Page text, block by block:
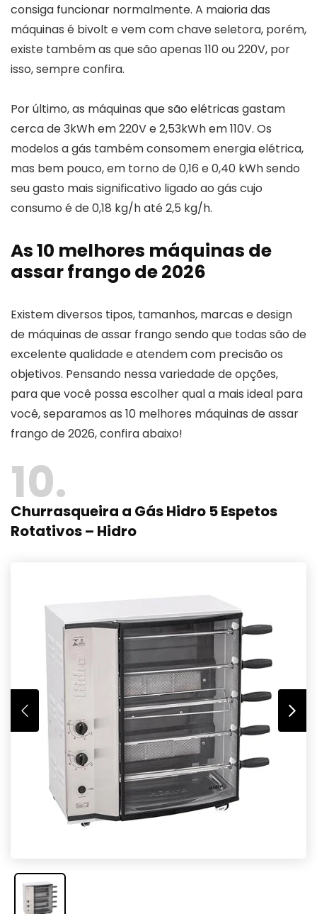
consiga funcionar normalmente. A maioria das
máquinas é bivolt e vem com chave seletora, porém,
existe também as que são apenas 110 ou 220V, por
isso, sempre confira.
Por último, as máquinas que são elétricas gastam
cerca de 3kWh em 220V e 2,53kWh em 110V. Os
modelos a gás também consomem energia elétrica,
mas bem pouco, em torno de 0,16 e 0,40 kWh sendo
seu gasto mais significativo ligado ao gás cujo
consumo é de 0,18 kg/h até 2,5 kg/h.
As 10 melhores máquinas de
assar frango de 2026
Existem diversos tipos, tamanhos, marcas e design
de máquinas de assar frango sendo que todas são de
excelente qualidade e atendem com precisão os
objetivos. Pensando nessa variedade de opções,
para que você possa escolher qual a mais ideal para
você, separamos as 10 melhores máquinas de assar
frango de 2026, confira abaixo!
10
Churrasqueira a Gás Hidro 5 Espetos
Rotativos – Hidro